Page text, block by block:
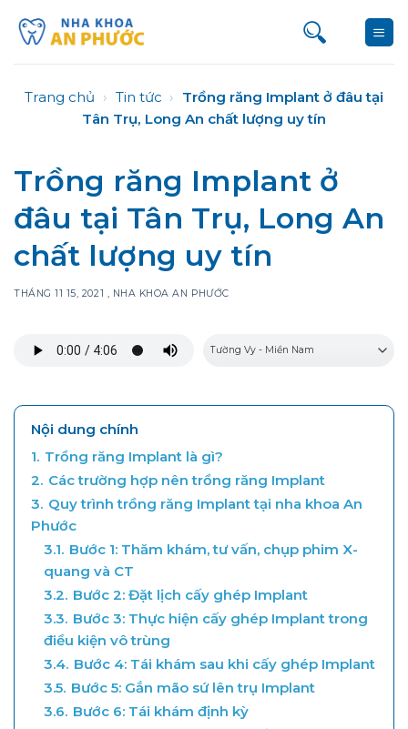
qua
Trang chủ › Tin tức › Trồng răng Implant ở đâu tại
Tân Trụ, Long An chất lượng uy tín
Trồng răng Implant ở
đâu tại Tân Trụ, Long An
chất lượng uy tín
THÁNG 11 15, 2021 , NHA KHOA AN PHƯỚC
Nội dung chính
1. Trồng răng Implant là gì?
2. Các trường hợp nên trồng răng Implant
3. Quy trình trồng răng Implant tại nha khoa An
Phước
3.1. Bước 1: Thăm khám, tư vấn, chụp phim X-
quang và CT
3.2. Bước 2: Đặt lịch cấy ghép Implant
3.3. Bước 3: Thực hiện cấy ghép Implant trong
điều kiện vô trùng
3.4. Bước 4: Tái khám sau khi cấy ghép Implant
3.5. Bước 5: Gắn mão sứ lên trụ Implant
3.6. Bước 6: Tái khám định kỳ